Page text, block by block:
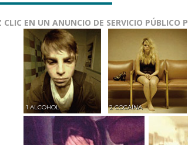
CLIC EN UN ANUNCIO DE SERVICIO PÚBLICO
1 ALCOHOL 2 COCAÍNA